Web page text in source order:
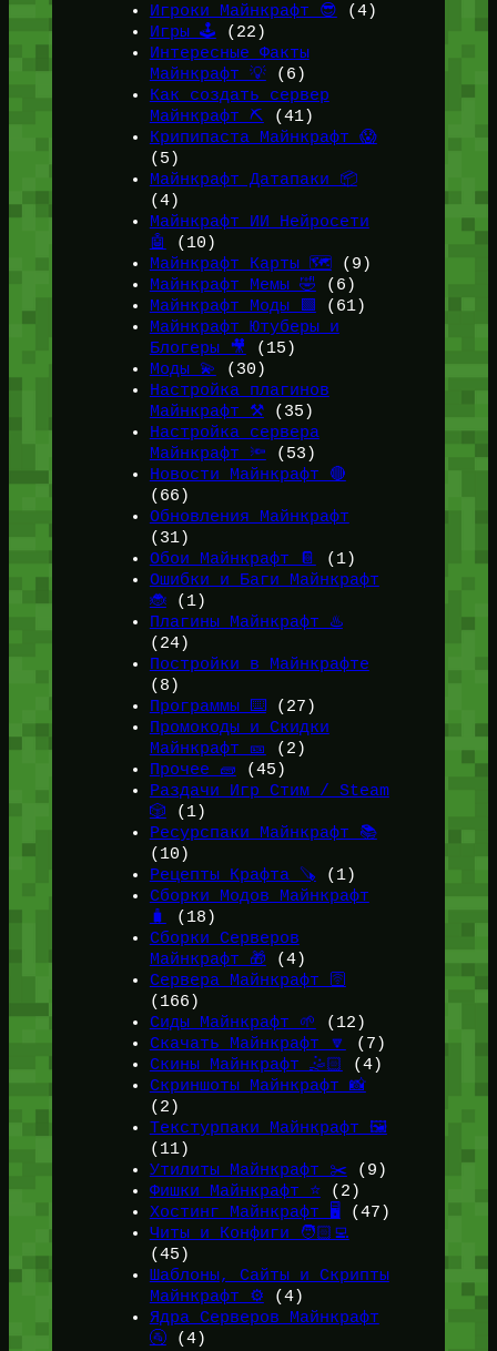
Игроки Майнкрафт 😎 (4)
Игры 🕹️ (22)
Интересные Факты
Майнкрафт 💡(6)
Как создать сервер
Майнкрафт ⛏️ (41)
Крипипаста Майнкрафт 😱
(5)
Майнкрафт Датапаки 📦
(4)
Майнкрафт ИИ Нейросети
🤖
(10)
Майнкрафт Карты 🗺️ (9)
Майнкрафт Мемы 🤣 (6)
Майнкрафт Моды 🟩
(61)
Майнкрафт Ютуберы и
Блогеры 🎥
(15)
Моды 💫
(30)
Настройка плагинов
Майнкрафт ⚒️(35)
Настройка сервера
Майнкрафт 🔦 (53)
Новости Майнкрафт 🔴
(66)
Обновления Майнкрафт
(31)
Обои Майнкрафт 📔
(1)
Ошибки и Баги Майнкрафт
🐞(1)
Плагины Майнкрафт ♨️
(24)
Постройки в Майнкрафте
(8)
Программы ⌨️ (27)
Промокоды и Скидки
Майнкрафт 🎫
(2)
Прочее 🧱 (45)
Раздачи Игр Стим / Steam
🎲 (1)
Ресурспаки Майнкрафт 📚
(10)
Рецепты Крафта 🪚 (1)
Сборки Модов Майнкрафт
🧳
(18)
Сборки Серверов
Майнкрафт 🎁 (4)
Сервера Майнкрафт 🛜
(166)
Сиды Майнкрафт 🌱
(12)
Скачать Майнкрафт 🔽
(7)
Скины Майнкрафт 🤹🏻
(4)
Скриншоты Майнкрафт 📸
(2)
Текстурпаки Майнкрафт 🖼️
(11)
Утилиты Майнкрафт ✂️ (9)
Фишки Майнкрафт ⭐(2)
Хостинг Майнкрафт 🖥️ (47)
Читы и Конфиги 🧑🏻‍💻
(45)
Шаблоны, Сайты и Скрипты
Майнкрафт ⚙️ (4)
Ядра Серверов Майнкрафт
🚰(4)